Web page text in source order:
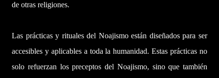
de otras religiones.
Las prácticas y rituales del Noajismo están diseñados para ser
accesibles y aplicables a toda la humanidad. Estas prácticas no
solo refuerzan los preceptos del Noajismo, sino que también